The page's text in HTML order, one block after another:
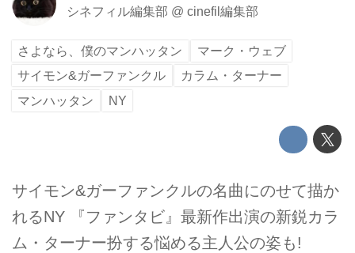
シネフィル編集部 @ cinefil編集部
さよなら、僕のマンハッタン
マーク・ウェブ
サイモン&ガーファンクル
カラム・ターナー
マンハッタン
NY
サイモン&ガーファンクルの名曲にのせて描か
れるNY 『ファンタビ』最新作出演の新鋭カラ
ム・ターナー扮する悩める主人公の姿も!